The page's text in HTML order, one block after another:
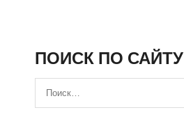
ПОИСК ПО САЙТУ